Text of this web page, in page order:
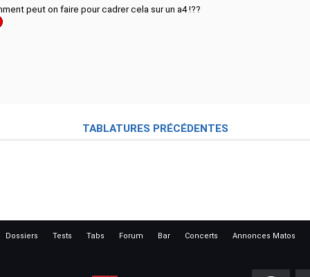
peut on faire pour cadrer cela sur un a4 !??
TABLATURES PRÉCÉDENTES
Dossiers Tests Tabs Forum Bar Concerts Annonces Matos